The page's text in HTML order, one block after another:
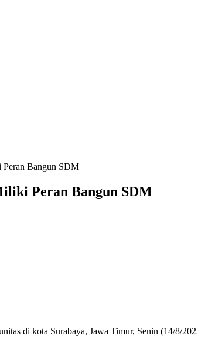
Bangun SDM
Peran Bangun SDM
di kota Surabaya, Jawa Timur, Senin (14/8/